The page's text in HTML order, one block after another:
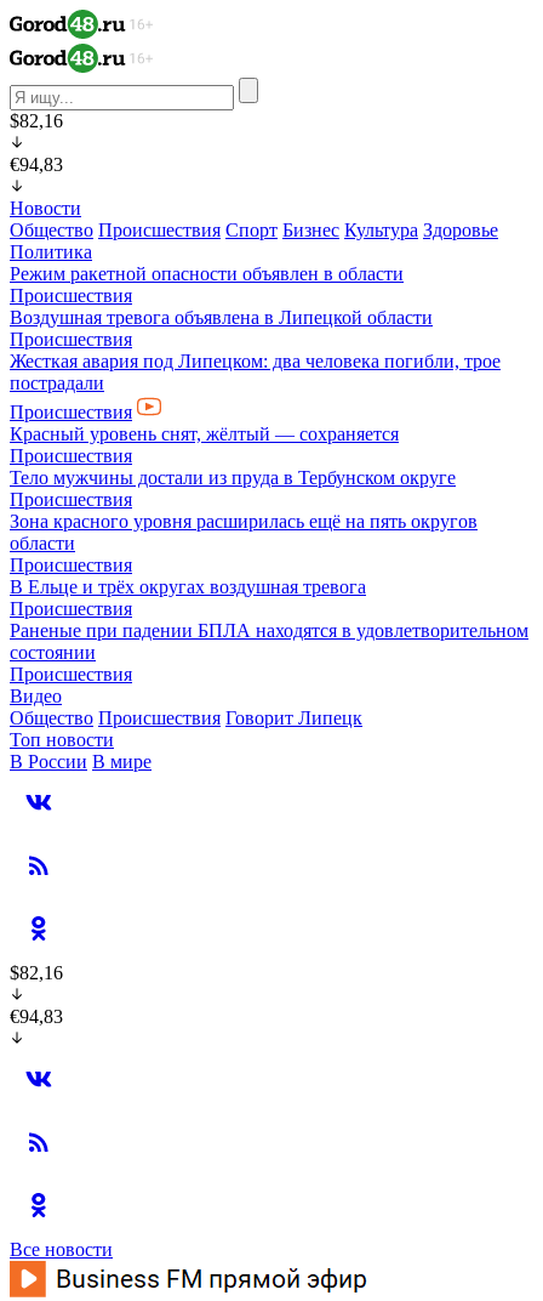
$82,16
€94,83
Новости
Общество Происшествия Спорт Бизнес Культура Здоровье
Политика
Режим ракетной опасности объявлен в области
Происшествия
Воздушная тревога объявлена в Липецкой области
Происшествия
Жесткая авария под Липецком: два человека погибли, трое
пострадали
Происшествия
Красный уровень снят, жёлтый — сохраняется
Происшествия
Тело мужчины достали из пруда в Тербунском округе
Происшествия
Зона красного уровня расширилась ещё на пять округов
области
Происшествия
В Ельце и трёх округах воздушная тревога
Происшествия
Раненые при падении БПЛА находятся в удовлетворительном
состоянии
Происшествия
Видео
Общество Происшествия Говорит Липецк
Топ новости
В России В мире
$82,16
€94,83
Все новости